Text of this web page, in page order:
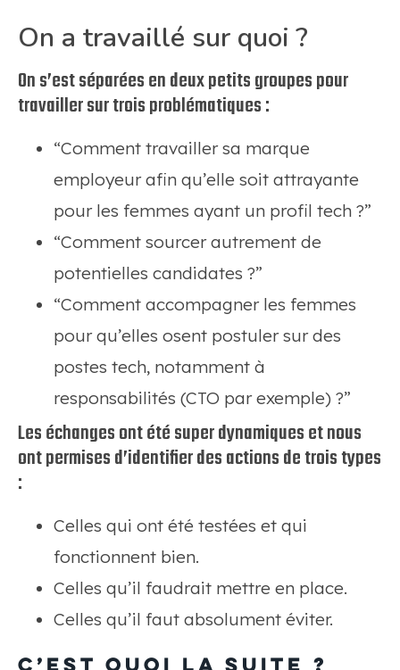
On a travaillé sur quoi ?
On s’est séparées en deux petits groupes pour
travailler sur trois problématiques :
“Comment travailler sa marque
employeur afin qu’elle soit attrayante
pour les femmes ayant un profil tech ?”
“Comment sourcer autrement de
potentielles candidates ?”
“Comment accompagner les femmes
pour qu’elles osent postuler sur des
postes tech, notamment à
responsabilités (CTO par exemple) ?”
Les échanges ont été super dynamiques et nous
ont permises d’identifier des actions de trois types
:
Celles qui ont été testées et qui
fonctionnent bien.
Celles qu’il faudrait mettre en place.
Celles qu’il faut absolument éviter.
C’est quoi la suite ?